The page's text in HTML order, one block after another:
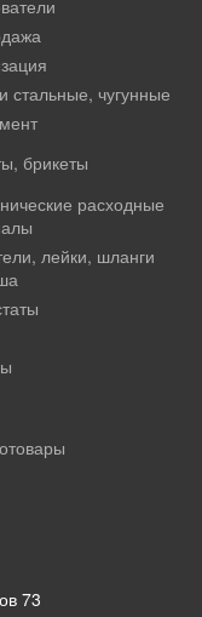
стальные, чугунные
брикеты
расходные
лейки, шланги
73